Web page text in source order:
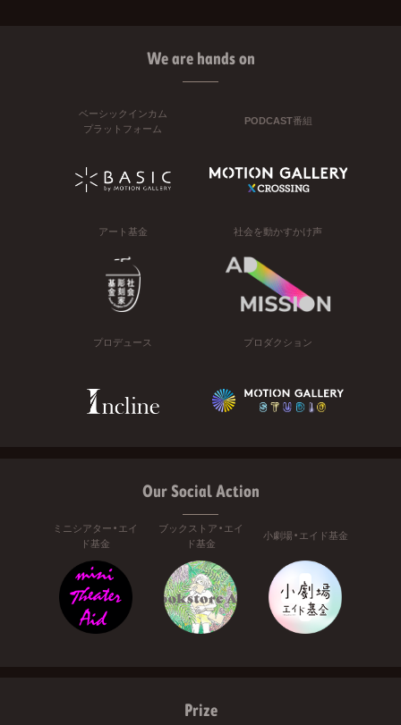
We are hands on
ベーシックインカム
プラットフォーム
PODCAST番組
アート基金 社会を動かすかけ声
プロデュース プロダクション
Our Social Action
ミニシアター・エイ
ド基金
ブックストア・エイ
ド基金
小劇場・エイド基金
Prize